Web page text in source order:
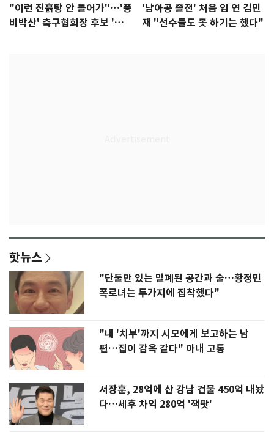
"이런 진흙탕 안 들어가"…'풍
비박산' 축구협회장 후보 '실
'남아공 졸전' 처음 입 연 김민
재 "선수들도 못 하기는 했다"
핫뉴스
"단둘만 있는 밀폐된 공간과 술…황정민
폭로녀는 두가지에 집착했다"
"내 '치부'까지 시모에게 보고하는 남
편…집이 감옥 같다" 아내 고통
서장훈, 28억에 산 강남 건물 450억 내놨
다…세후 차익 280억 '잭팟'